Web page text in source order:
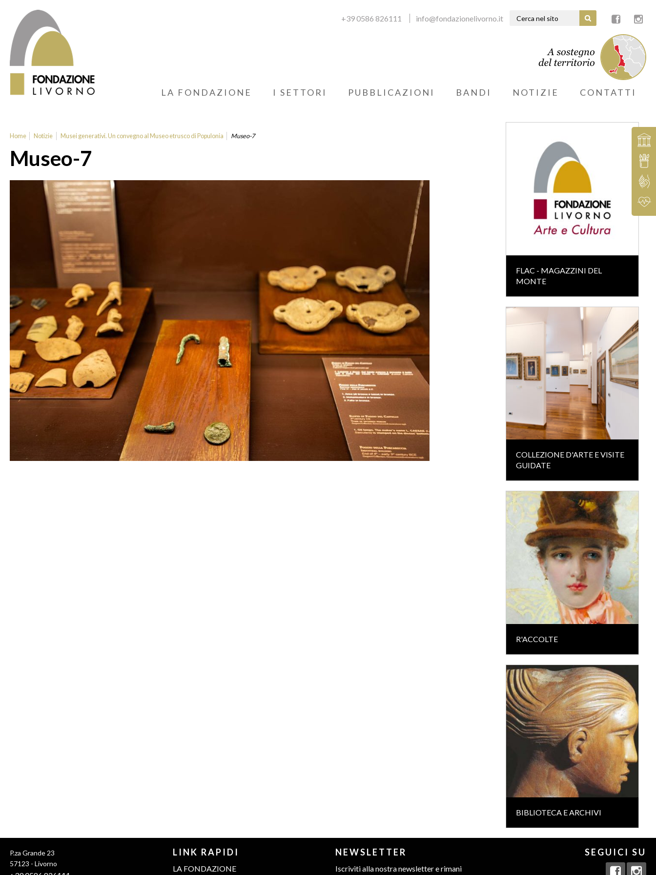
+39 0586 826111 info@fondazionelivorno.it
LA FONDAZIONE I SETTORI PUBBLICAZIONI BANDI NOTIZIE CONTATTI
Home Notizie Musei generativi. Un convegno al Museo etrusco di Populonia Museo-7
Museo-7
FLAC - MAGAZZINI DEL
MONTE
COLLEZIONE D'ARTE E VISITE
GUIDATE
R'ACCOLTE
BIBLIOTECA E ARCHIVI
P.za Grande 23
57123 - Livorno
LINK RAPIDI
LA FONDAZIONE
NEWSLETTER
Iscriviti alla nostra newsletter e rimani
SEGUICI SU